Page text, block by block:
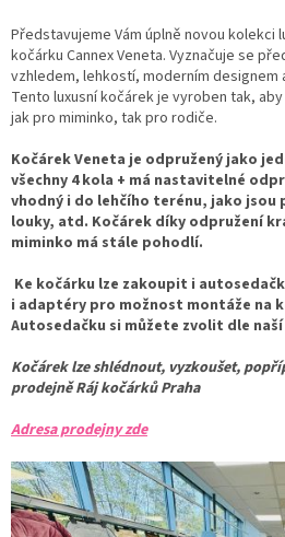
Představujeme Vám úplně novou kolekci
kočárku Cannex Veneta. Vyznačuje se
vzhledem, lehkostí, moderním designem
Tento luxusní kočárek je vyroben tak,
jak pro miminko, tak pro rodiče.
Kočárek Veneta je odpružený jako
všechny 4 kola + má nastavitelné
vhodný i do lehčího terénu, jako jsou
louky, atd. Kočárek díky odpružení
miminko má stále pohodlí.
Ke kočárku lze zakoupit i
i adaptéry pro možnost montáže na
Autosedačku si můžete zvolit dle
Kočárek lze shlédnout, vyzkoušet,
prodejně Ráj kočárků Praha
Adresa prodejny zde